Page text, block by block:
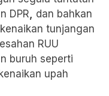
DPR, dan bahkan
tunjangan
RUU
buruh seperti
upah